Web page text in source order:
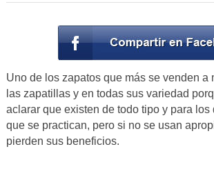
Uno de los zapatos que más se venden a
las zapatillas y en todas sus variedad
aclarar que existen de todo tipo y para los
que se practican, pero si no se usan
pierden sus beneficios.